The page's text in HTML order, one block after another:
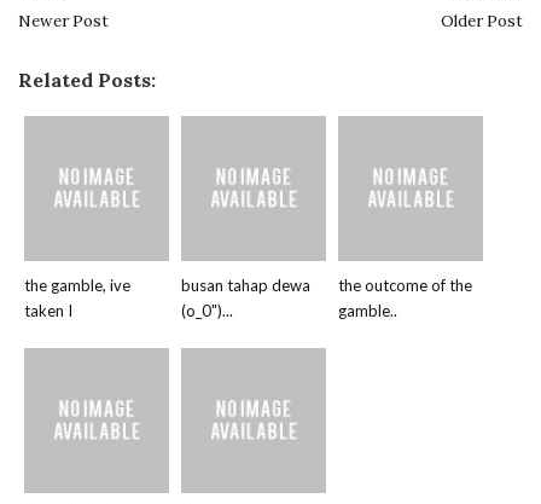
Newer Post Older Post
Related Posts:
the gamble, ive
taken I
busan tahap dewa
(o_0")...
the outcome of the
gamble..